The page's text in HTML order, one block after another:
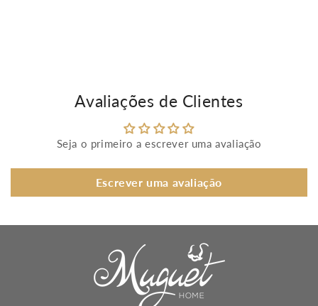
Avaliações de Clientes
Seja o primeiro a escrever uma avaliação
Escrever uma avaliação